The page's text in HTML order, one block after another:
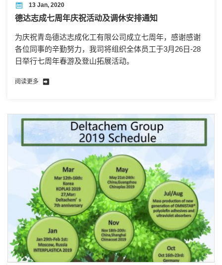
13 Jan, 2020
德达志成七周年庆祝活动及调休安排通知
为庆祝青岛德达志成化工有限公司成立七周年，感谢感谢
各位同事的辛勤努力，我司将组织全体员工于3月26日-28
日举行七周年春游及登山拓展活动。
阅读更多